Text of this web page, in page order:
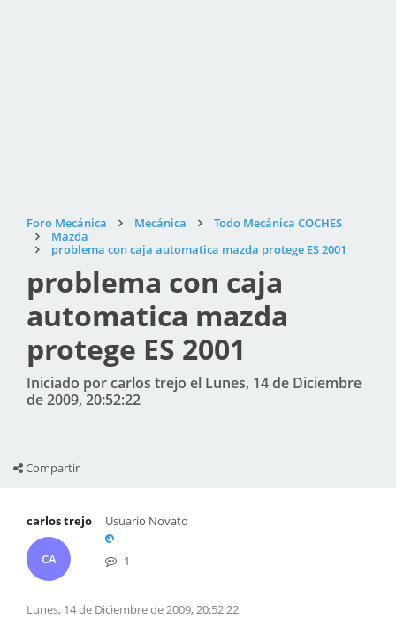
Foro Mecánica Mecánica
Todo Mecánica COCHES
Mazda
problema con caja automatica mazda protege ES 2001
problema con caja
automatica mazda
protege ES 2001
Iniciado por carlos trejo el Lunes, 14 de Diciembre
de 2009, 20:52:22
Compartir
carlos trejo
CA
Usuario Novato
1
Lunes, 14 de Diciembre de 2009, 20:52:22